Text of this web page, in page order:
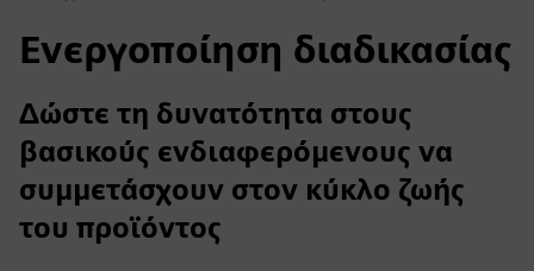
Ενεργοποίηση διαδικασίας
Δώστε τη δυνατότητα στους
βασικούς ενδιαφερόμενους να
συμμετάσχουν στον κύκλο ζωής
του προϊόντος